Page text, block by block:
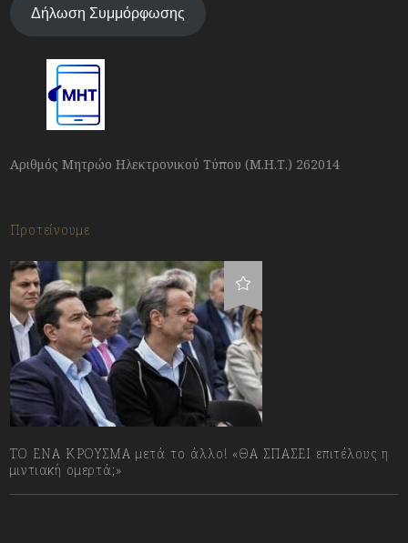
Δήλωση Συμμόρφωσης
Αριθμός Μητρώο Ηλεκτρονικού Τύπου (Μ.Η.Τ.) 262014
Προτείνουμε
ΤΟ ΕΝΑ ΚΡΟΥΣΜΑ μετά το άλλο! «ΘΑ ΣΠΑΣΕΙ επιτέλους η
μιντιακή ομερτά;»